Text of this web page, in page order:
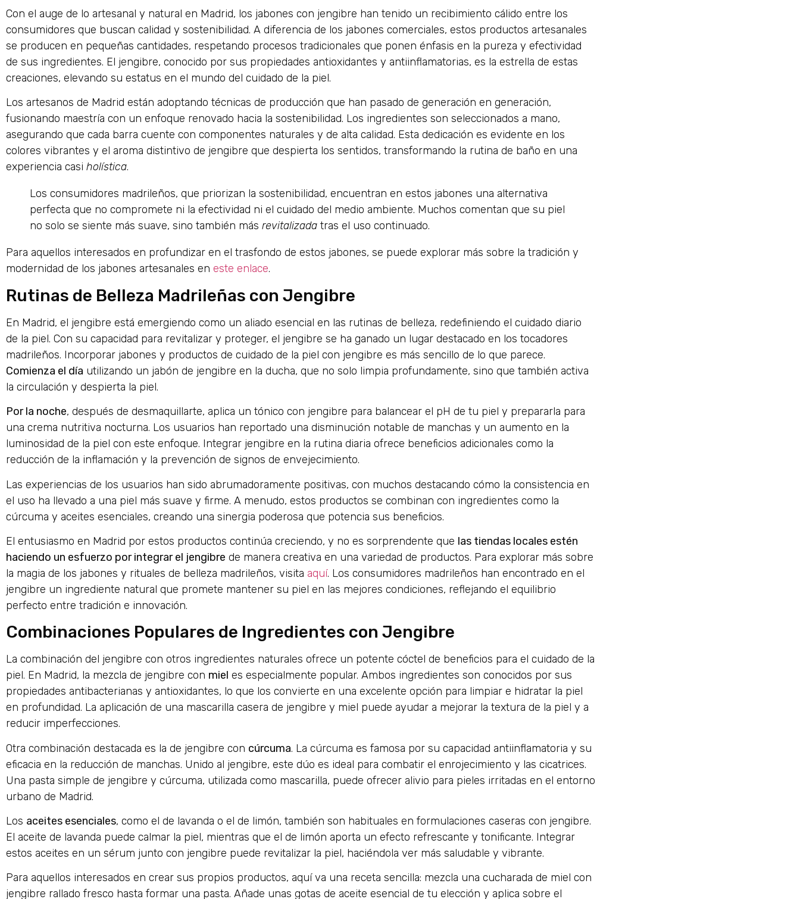
Con el auge de lo artesanal y natural en Madrid, los jabones con jengibre han tenido un recibimiento cálido entre los
consumidores que buscan calidad y sostenibilidad. A diferencia de los jabones comerciales, estos productos artesanales
se producen en pequeñas cantidades, respetando procesos tradicionales que ponen énfasis en la pureza y efectividad
de sus ingredientes. El jengibre, conocido por sus propiedades antioxidantes y antiinflamatorias, es la estrella de estas
creaciones, elevando su estatus en el mundo del cuidado de la piel.
Los artesanos de Madrid están adoptando técnicas de producción que han pasado de generación en generación,
fusionando maestría con un enfoque renovado hacia la sostenibilidad. Los ingredientes son seleccionados a mano,
asegurando que cada barra cuente con componentes naturales y de alta calidad. Esta dedicación es evidente en los
colores vibrantes y el aroma distintivo de jengibre que despierta los sentidos, transformando la rutina de baño en una
experiencia casi holística.
Los consumidores madrileños, que priorizan la sostenibilidad, encuentran en estos jabones una alternativa
perfecta que no compromete ni la efectividad ni el cuidado del medio ambiente. Muchos comentan que su piel
no solo se siente más suave, sino también más revitalizada tras el uso continuado.
Para aquellos interesados en profundizar en el trasfondo de estos jabones, se puede explorar más sobre la tradición y
modernidad de los jabones artesanales en este enlace.
Rutinas de Belleza Madrileñas con Jengibre
En Madrid, el jengibre está emergiendo como un aliado esencial en las rutinas de belleza, redefiniendo el cuidado diario
de la piel. Con su capacidad para revitalizar y proteger, el jengibre se ha ganado un lugar destacado en los tocadores
madrileños. Incorporar jabones y productos de cuidado de la piel con jengibre es más sencillo de lo que parece.
Comienza el día utilizando un jabón de jengibre en la ducha, que no solo limpia profundamente, sino que también activa
la circulación y despierta la piel.
Por la noche, después de desmaquillarte, aplica un tónico con jengibre para balancear el pH de tu piel y prepararla para
una crema nutritiva nocturna. Los usuarios han reportado una disminución notable de manchas y un aumento en la
luminosidad de la piel con este enfoque. Integrar jengibre en la rutina diaria ofrece beneficios adicionales como la
reducción de la inflamación y la prevención de signos de envejecimiento.
Las experiencias de los usuarios han sido abrumadoramente positivas, con muchos destacando cómo la consistencia en
el uso ha llevado a una piel más suave y firme. A menudo, estos productos se combinan con ingredientes como la
cúrcuma y aceites esenciales, creando una sinergia poderosa que potencia sus beneficios.
El entusiasmo en Madrid por estos productos continúa creciendo, y no es sorprendente que las tiendas locales estén
haciendo un esfuerzo por integrar el jengibre de manera creativa en una variedad de productos. Para explorar más sobre
la magia de los jabones y rituales de belleza madrileños, visita aquí. Los consumidores madrileños han encontrado en el
jengibre un ingrediente natural que promete mantener su piel en las mejores condiciones, reflejando el equilibrio
perfecto entre tradición e innovación.
Combinaciones Populares de Ingredientes con Jengibre
La combinación del jengibre con otros ingredientes naturales ofrece un potente cóctel de beneficios para el cuidado de la
piel. En Madrid, la mezcla de jengibre con miel es especialmente popular. Ambos ingredientes son conocidos por sus
propiedades antibacterianas y antioxidantes, lo que los convierte en una excelente opción para limpiar e hidratar la piel
en profundidad. La aplicación de una mascarilla casera de jengibre y miel puede ayudar a mejorar la textura de la piel y a
reducir imperfecciones.
Otra combinación destacada es la de jengibre con cúrcuma. La cúrcuma es famosa por su capacidad antiinflamatoria y su
eficacia en la reducción de manchas. Unido al jengibre, este dúo es ideal para combatir el enrojecimiento y las cicatrices.
Una pasta simple de jengibre y cúrcuma, utilizada como mascarilla, puede ofrecer alivio para pieles irritadas en el entorno
urbano de Madrid.
Los aceites esenciales, como el de lavanda o el de limón, también son habituales en formulaciones caseras con jengibre.
El aceite de lavanda puede calmar la piel, mientras que el de limón aporta un efecto refrescante y tonificante. Integrar
estos aceites en un sérum junto con jengibre puede revitalizar la piel, haciéndola ver más saludable y vibrante.
Para aquellos interesados en crear sus propios productos, aquí va una receta sencilla: mezcla una cucharada de miel con
jengibre rallado fresco hasta formar una pasta. Añade unas gotas de aceite esencial de tu elección y aplica sobre el